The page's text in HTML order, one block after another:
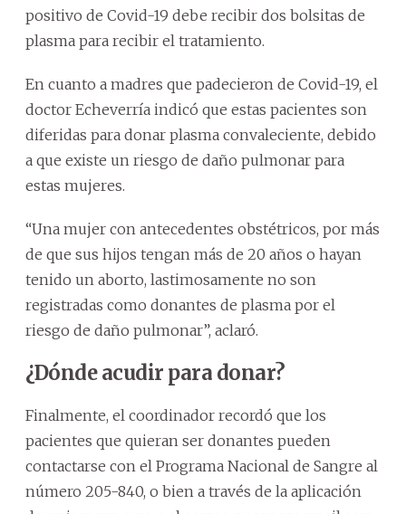
positivo de Covid-19 debe recibir dos bolsitas de
plasma para recibir el tratamiento.
En cuanto a madres que padecieron de Covid-19, el
doctor Echeverría indicó que estas pacientes son
diferidas para donar plasma convaleciente, debido
a que existe un riesgo de daño pulmonar para
estas mujeres.
“Una mujer con antecedentes obstétricos, por más
de que sus hijos tengan más de 20 años o hayan
tenido un aborto, lastimosamente no son
registradas como donantes de plasma por el
riesgo de daño pulmonar”, aclaró.
¿Dónde acudir para donar?
Finalmente, el coordinador recordó que los
pacientes que quieran ser donantes pueden
contactarse con el Programa Nacional de Sangre al
número 205-840, o bien a través de la aplicación